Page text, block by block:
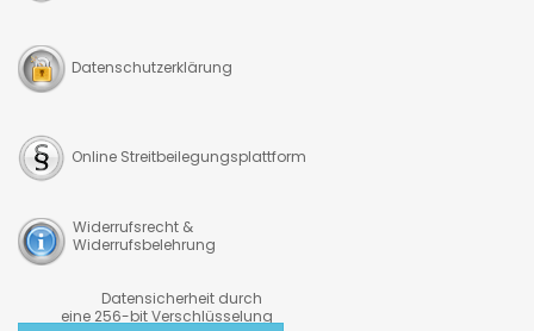
Datenschutzerklärung
Online Streitbeilegungsplattform
Widerrufsrecht &
Widerrufsbelehrung
Datensicherheit durch
eine 256-bit Verschlüsselung